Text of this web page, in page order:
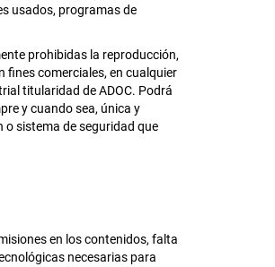
usados, programas de
prohibidas la reproducción,
fines comerciales, en cualquier
titularidad de ADOC. Podrá
y cuando sea, única y
o sistema de seguridad que
en los contenidos, falta
necesarias para